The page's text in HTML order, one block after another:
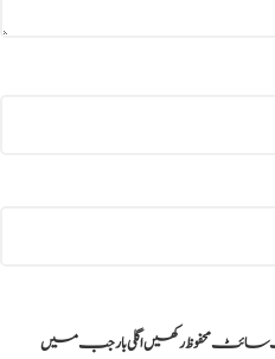
سائٹ محفوظ رکھیں اگلی بار جب میں